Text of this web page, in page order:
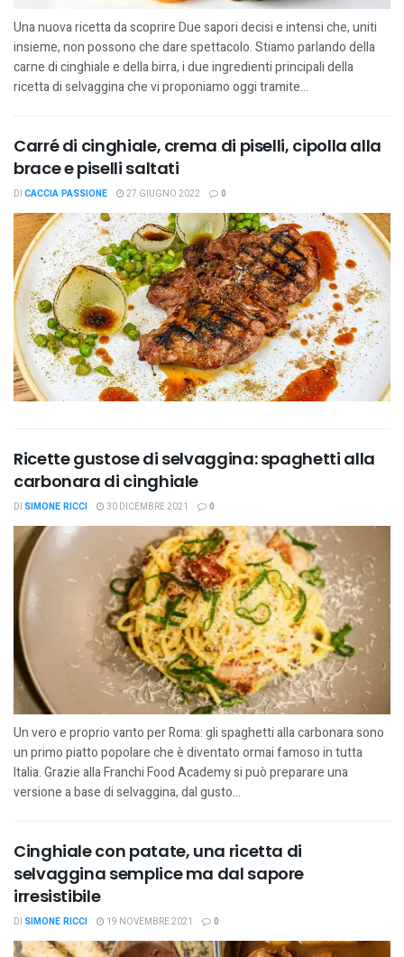
Una nuova ricetta da scoprire Due sapori decisi e intensi che, uniti
insieme, non possono che dare spettacolo. Stiamo parlando della
carne di cinghiale e della birra, i due ingredienti principali della
ricetta di selvaggina che vi proponiamo oggi tramite...
Carré di cinghiale, crema di piselli, cipolla alla
brace e piselli saltati
DI CACCIA PASSIONE 27 GIUGNO 2022 0
Ricette gustose di selvaggina: spaghetti alla
carbonara di cinghiale
DI SIMONE RICCI 30 DICEMBRE 2021 0
Un vero e proprio vanto per Roma: gli spaghetti alla carbonara sono
un primo piatto popolare che è diventato ormai famoso in tutta
Italia. Grazie alla Franchi Food Academy si può preparare una
versione a base di selvaggina, dal gusto...
Cinghiale con patate, una ricetta di
selvaggina semplice ma dal sapore
irresistibile
DI SIMONE RICCI 19 NOVEMBRE 2021 0